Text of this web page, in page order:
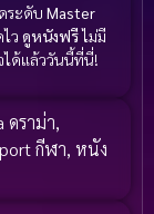
ระดับ Master
ว ดูหนังฟรีไม่มี
ด้แล้ววันนี้ที่นี่!
ดราม่า,
กีฬา, หนัง